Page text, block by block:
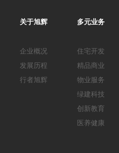
关于旭辉
企业概况
发展历程
行者旭辉
多元业务
住宅开发
精品商业
物业服务
绿建科技
创新教育
医养健康